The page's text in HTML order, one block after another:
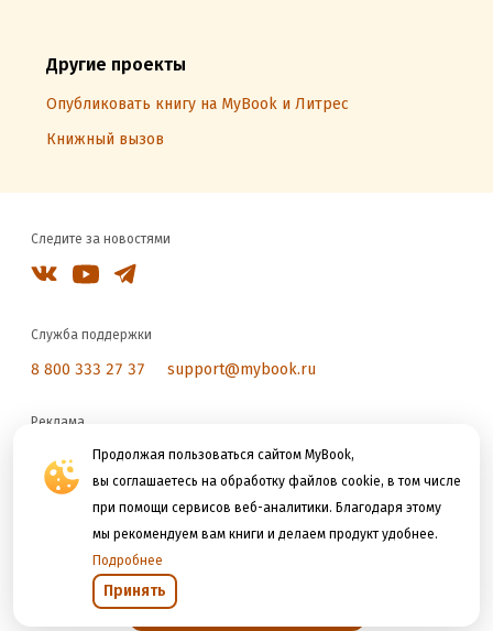
Продолжая пользоваться сайтом MyBook,
вы соглашаетесь на обработку файлов cookie, в том числе
при помощи сервисов веб-аналитики. Благодаря этому
мы рекомендуем вам книги и делаем продукт удобнее.
Подробнее
Принять
Другие проекты
Опубликовать книгу на MyBook и Литрес
Книжный вызов
Следите за новостями
Служба поддержки
8 800 333 27 37 support@mybook.ru
Реклама
reklama@litres.ru
Мы принимаем к оплате
Открыть в приложении